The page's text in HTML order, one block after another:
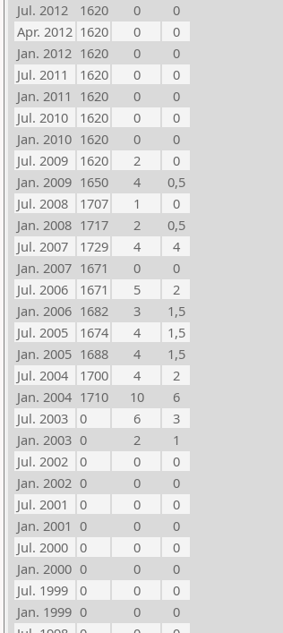
Jul. 2012
1620 0
0
Apr. 2012 1620 0
0
Jan. 2012 1620 0
0
Jul. 2011
1620 0
0
Jan. 2011 1620 0
0
Jul. 2010
1620 0
0
Jan. 2010 1620 0
0
Jul. 2009
1620 2
0
Jan. 2009 1650 4
0,5
Jul. 2008
1707 1
0
Jan. 2008 1717 2
0,5
Jul. 2007
1729 4
4
Jan. 2007 1671 0
0
Jul. 2006
1671 5
2
Jan. 2006 1682 3
1,5
Jul. 2005
1674 4
1,5
Jan. 2005 1688 4
1,5
Jul. 2004
1700 4
2
Jan. 2004 1710 10
6
Jul. 2003
0 6
3
Jan. 2003 0 2
1
Jul. 2002
0 0
0
Jan. 2002 0 0
0
Jul. 2001
0 0
0
Jan. 2001 0 0
0
Jul. 2000
0 0
0
Jan. 2000 0 0
0
Jul. 1999
0 0
0
Jan. 1999 0 0
0